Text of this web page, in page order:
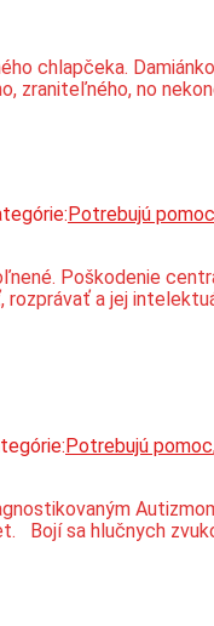
chlapčeka.
zraniteľného, no
Potrebujú pomoc
Poškodenie
a jej
Potrebujú pomoc
Bojí sa hlučnych